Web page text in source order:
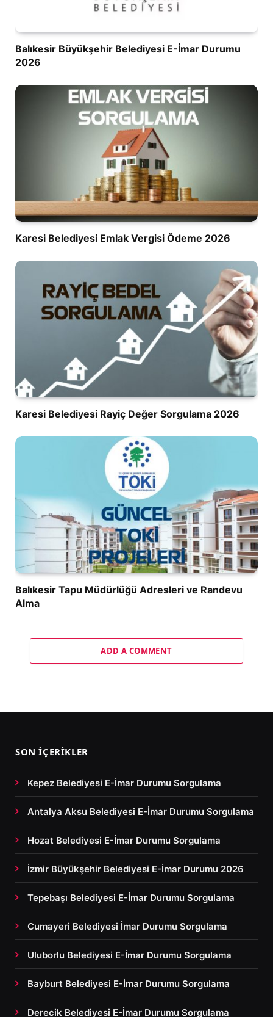
Balıkesir Büyükşehir Belediyesi E-İmar Durumu
2026
Karesi Belediyesi Emlak Vergisi Ödeme 2026
Karesi Belediyesi Rayiç Değer Sorgulama 2026
Balıkesir Tapu Müdürlüğü Adresleri ve Randevu
Alma
ADD A COMMENT
SON İÇERIKLER
Kepez Belediyesi E-İmar Durumu Sorgulama
Antalya Aksu Belediyesi E-İmar Durumu Sorgulama
Hozat Belediyesi E-İmar Durumu Sorgulama
İzmir Büyükşehir Belediyesi E-İmar Durumu 2026
Tepebaşı Belediyesi E-İmar Durumu Sorgulama
Cumayeri Belediyesi İmar Durumu Sorgulama
Uluborlu Belediyesi E-İmar Durumu Sorgulama
Bayburt Belediyesi E-İmar Durumu Sorgulama
Derecik Belediyesi E-İmar Durumu Sorgulama